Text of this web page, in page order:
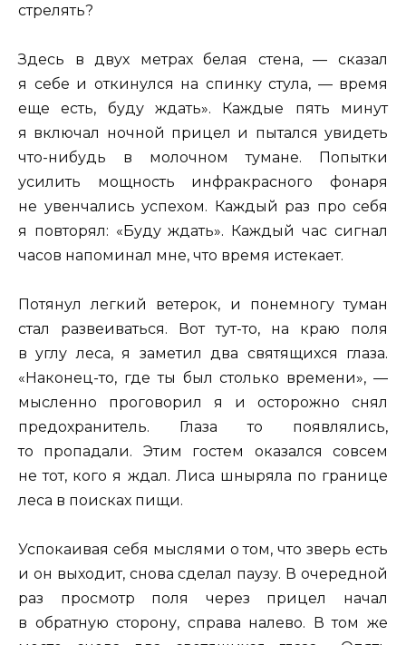
стрелять?
Здесь в двух метрах белая стена, — сказал
я себе и откинулся на спинку стула, — время
еще есть, буду ждать». Каждые пять минут
я включал ночной прицел и пытался увидеть
что-нибудь в молочном тумане. Попытки
усилить мощность инфракрасного фонаря
не увенчались успехом. Каждый раз про себя
я повторял: «Буду ждать». Каждый час сигнал
часов напоминал мне, что время истекает.
Потянул легкий ветерок, и понемногу туман
стал развеиваться. Вот тут-то, на краю поля
в углу леса, я заметил два святящихся глаза.
«Наконец-то, где ты был столько времени», —
мысленно проговорил я и осторожно снял
предохранитель. Глаза то появлялись,
то пропадали. Этим гостем оказался совсем
не тот, кого я ждал. Лиса шныряла по границе
леса в поисках пищи.
Успокаивая себя мыслями о том, что зверь есть
и он выходит, снова сделал паузу. В очередной
раз просмотр поля через прицел начал
в обратную сторону, справа налево. В том же